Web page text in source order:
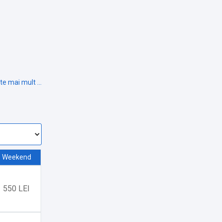
cu
Weekend
550 LEI